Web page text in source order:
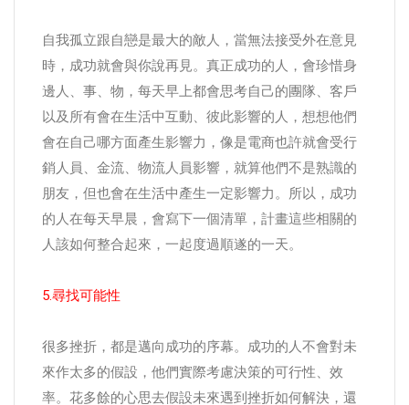
自我孤立跟自戀是最大的敵人，當無法接受外在意見
時，成功就會與你說再見。真正成功的人，會珍惜身
邊人、事、物，每天早上都會思考自己的團隊、客戶
以及所有會在生活中互動、彼此影響的人，想想他們
會在自己哪方面產生影響力，像是電商也許就會受行
銷人員、金流、物流人員影響，就算他們不是熟識的
朋友，但也會在生活中產生一定影響力。所以，成功
的人在每天早晨，會寫下一個清單，計畫這些相關的
人該如何整合起來，一起度過順遂的一天。
5.尋找可能性
很多挫折，都是邁向成功的序幕。成功的人不會對未
來作太多的假設，他們實際考慮決策的可行性、效
率。花多餘的心思去假設未來遇到挫折如何解決，還